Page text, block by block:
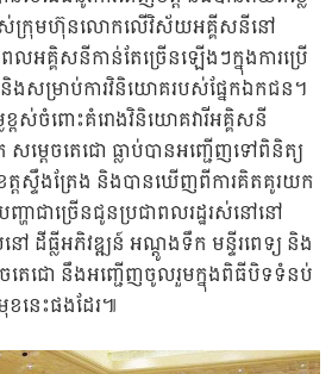
ស់ក្រុមហ៊ុនលោកលើវិស័យអគ្គីសនីនៅ
ពលអគ្គិសនីកាន់តែច្រើនឡើងៗក្នុងការប្រើ
ងសម្រាប់ការវិនិយោគរបស់ផ្នែកឯកជន។
ខ្ពស់ចំពោះគំរោងវិនិយោគវារីអគ្គិសនី
ម្តេចតេជោ ធ្លាប់បានអញ្ជើញទៅពិនិត្យ
តស្ទឹងត្រែង និងបានឃើញពីការគិតគូរយក
ហាជាច្រើនជូនប្រជាពលរដ្ឋរស់នៅនៅ
ៅ ដីធ្លីអភិវឌ្ឍន៍ អណ្តូងទឹក មន្ទីរពេទ្យ និង
ចតេជោ នឹងអញ្ជើញចូលរួមក្នុងពិធីបិទទំនប់
នេះផងដែរ៕